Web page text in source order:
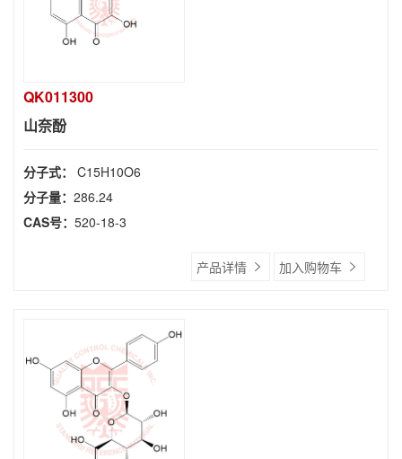
QK011300
山奈酚
分子式： C15H10O6
分子量： 286.24
CAS号： 520-18-3
产品详情 加入购物车